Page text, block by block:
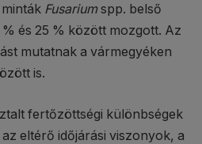
Fusariumspp. belső
és 25 % között mozgott. Az
mutatnak a vármegyéken
is.
fertőzöttségi különbségek
eltérő időjárási viszonyok, a